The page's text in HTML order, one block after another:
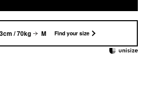
/ 70kg M Find your size